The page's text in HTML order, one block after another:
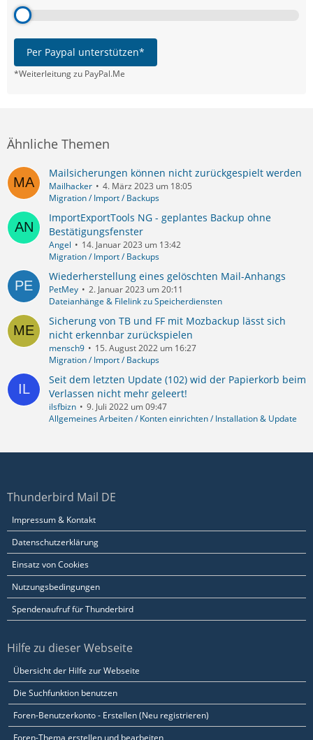
Per Paypal unterstützen*
*Weiterleitung zu PayPal.Me
Ähnliche Themen
Mailsicherungen können nicht zurückgespielt werden
Mailhacker
4. März 2023 um 18:05
Migration / Import / Backups
ImportExportTools NG - geplantes Backup ohne
Bestätigungsfenster
Angel
14. Januar 2023 um 13:42
Migration / Import / Backups
Wiederherstellung eines gelöschten Mail-Anhangs
PetMey
2. Januar 2023 um 20:11
Dateianhänge & Filelink zu Speicherdiensten
Sicherung von TB und FF mit Mozbackup lässt sich
nicht erkennbar zurückspielen
mensch9
15. August 2022 um 16:27
Migration / Import / Backups
Seit dem letzten Update (102) wid der Papierkorb beim
Verlassen nicht mehr geleert!
ilsfbizn
9. Juli 2022 um 09:47
Allgemeines Arbeiten / Konten einrichten / Installation & Update
Thunderbird Mail DE
Impressum & Kontakt
Datenschutzerklärung
Einsatz von Cookies
Nutzungsbedingungen
Spendenaufruf für Thunderbird
Hilfe zu dieser Webseite
Übersicht der Hilfe zur Webseite
Die Suchfunktion benutzen
Foren-Benutzerkonto - Erstellen (Neu registrieren)
Foren-Thema erstellen und bearbeiten